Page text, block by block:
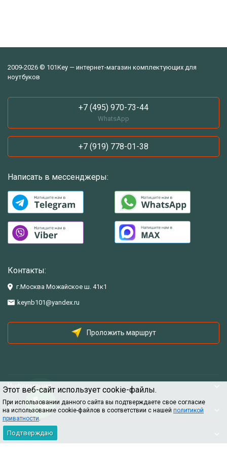
Этот веб-сайт использует cookie-файлы.
При использовании данного сайта вы подтверждаете свое согласие
на использование cookie-файлов в соответствии с нашей политикой
приватности.
Подтверждаю
2009-2026 © 101Key — интернет-магазин комплектующих для
ноутбуков
+7 (495) 970-73-44
WhatsApp
+7 (919) 778-01-38
Написать в мессенджеры:
Контакты:
г.Москва Можайское ш. 41к1
keynb101@yandex.ru
Проложить маршрут
Информация
Помощь
Информация